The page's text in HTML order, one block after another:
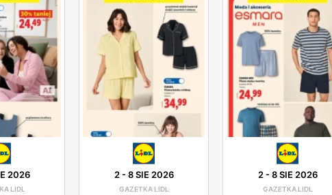
2026
LIDL
2-8 SIE 2026
GAZETKA LIDL
2-8 SIE 2026
GAZETKA LIDL